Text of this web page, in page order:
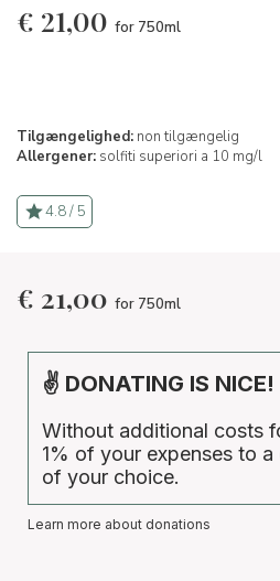
€ 21,00 for 750ml
Tilgængelighed: non tilgængelig
Allergener: solfiti superiori a 10 mg/l
4.8 / 5
€ 21,00 for 750ml
✌ DONATING IS NICE!
Without additional costs
1% of your expenses to
of your choice.
Learn more about donations